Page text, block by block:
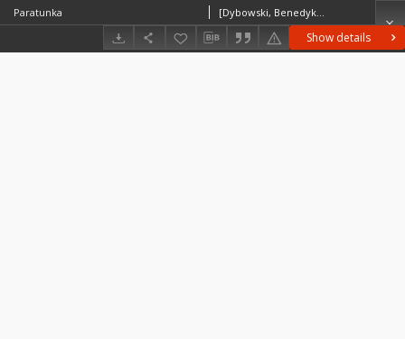
Show details
Paratunka [Dybowski, Benedykt (1833-1930)] ?